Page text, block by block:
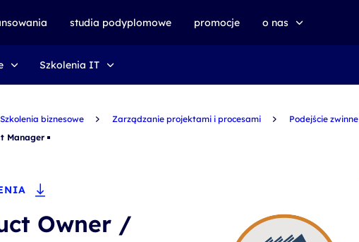
studia podyplomowe promocje o nas
Szkolenia IT
Szkolenia biznesowe Zarządzanie projektami i procesami Podejście zwinne
Manager
Owner /